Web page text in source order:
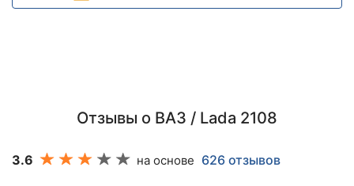
Отзывы о ВАЗ / Lada 2108
3.6 на основе 626 отзывов